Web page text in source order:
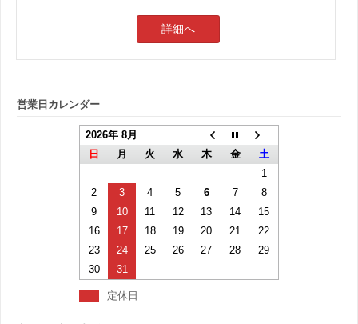
詳細へ
営業日カレンダー
2026年 8月
日
月 火 水 木 金
土
1
2
3 4 5 6 7
8
9
10 11 12 13 14
15
16
17 18 19 20 21
22
23
24 25 26 27 28
29
30
31
定休日